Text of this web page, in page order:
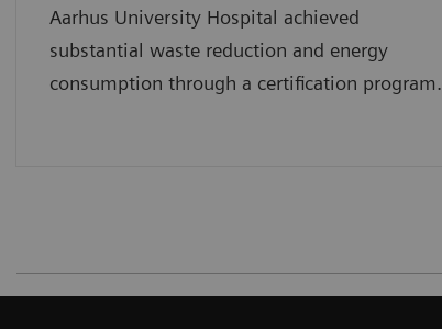
Aarhus University Hospital achieved
substantial waste reduction and energy
consumption through a certification program.